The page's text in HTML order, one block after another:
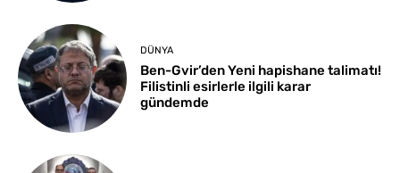
DÜNYA
Ben-Gvir’den Yeni hapishane talimatı!
Filistinli esirlerle ilgili karar
gündemde